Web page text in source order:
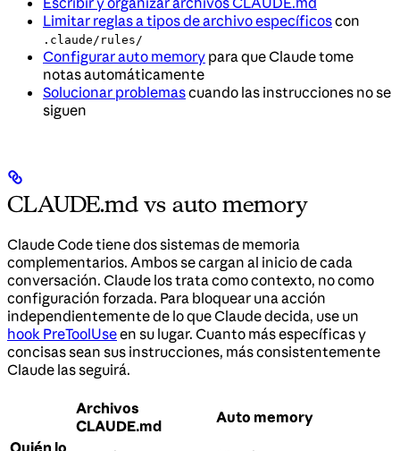
Limitar reglas a tipos de archivo específicoscon
.claude/rules/
Configurar auto memory para que Claude tome
notas automáticamente
Solucionar problemascuando las instrucciones no se
siguen
CLAUDE.md vs auto memory
Claude Code tiene dos sistemas de memoria
complementarios. Ambos se cargan al inicio de cada
conversación. Claude los trata como contexto, no como
configuración forzada. Para bloquear una acción
independientemente de lo que Claude decida, use un
hook PreToolUseen su lugar. Cuanto más específicas y
concisas sean sus instrucciones, más consistentemente
Claude las seguirá.
Archivos
CLAUDE.md
Auto memory